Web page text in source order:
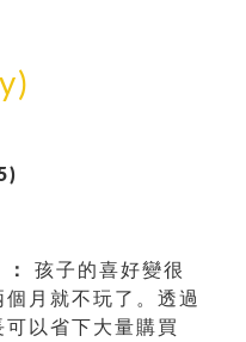
孩子的喜好變很
月就不玩了。透過
以省下大量購買